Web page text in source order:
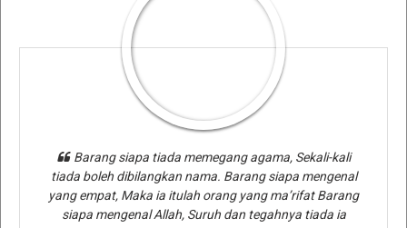
Barang siapa tiada memegang agama, Sekali-kali
tiada boleh dibilangkan nama. Barang siapa mengenal
yang empat, Maka ia itulah orang yang ma’rifat Barang
siapa mengenal Allah, Suruh dan tegahnya tiada ia